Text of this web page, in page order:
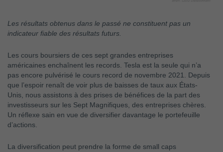
Les résultats obtenus dans le passé ne constituent pas un
indicateur fiable des résultats futurs.
Les cours boursiers de ces sept grandes entreprises
américaines enchaînent les records. Tesla est la seule qui n’a
pas encore pulvérisé le cours record de novembre 2021. Depuis
que l’espoir renaît de voir plus de baisses de taux aux États-
Unis, nous assistons à des prises de bénéfices de la part des
investisseurs sur les Sept Magnifiques, des entreprises chères.
Un réflexe sain en vue de diversifier davantage le portefeuille
d’actions.
La diversification peut prendre la forme de small caps